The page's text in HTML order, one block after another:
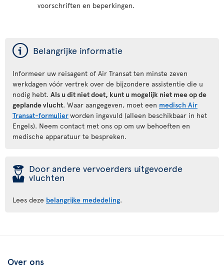
voorschriften en beperkingen.
ý Belangrijke informatie
Informeer uw reisagent of Air Transat ten minste zeven
werkdagen vóór vertrek over de bijzondere assistentie die u
nodig hebt. Als u dit niet doet, kunt u mogelijk niet mee op de
geplande vlucht. Waar aangegeven, moet een medisch Air
Transat-formulierworden ingevuld (alleen beschikbaar in het
Engels). Neem contact met ons op om uw behoeften en
medische apparatuur te bespreken.
þ Door andere vervoerders uitgevoerde
vluchten
Lees deze belangrijke mededeling.
Over ons